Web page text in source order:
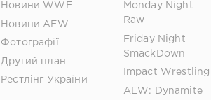
Новини WWE
Новини AEW
Фотографії
Другий план
Рестлінг України
Monday Night
Raw
Friday Night
SmackDown
Impact Wrestling
AEW: Dynamite